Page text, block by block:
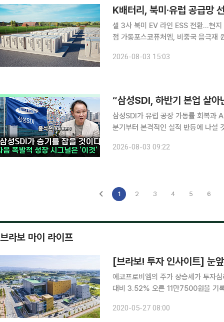
K배터리, 북미·유럽 공급망
셀 3사 북미 EV 라인 ESS 전환…현지
점 가동포스코퓨처엠, 비중국 음극재 원료망 앞세워 수주
을 에너지저장장치(ESS)용으로 전환
2026-08-03 15:03
“삼성SDI, 하반기 본업 살
삼성SDI가 유럽 공장 가동률 회복과
분기부터 본격적인 실적 반등에 나설 것이라는 전망이 나
아질 것”이라며 삼성SDI의 하반기 실
2026-08-03 09:22
1 2 3 4 5 6
브라보 마이 라이프
[브라보! 투자 인사이트] 눈
에코프로비엠의 주가 상승세가 투자
대비 3.52% 오른 11만7500원을 기
최근 에코프로비엠이 주가 상승세를
2020-05-27 08:00